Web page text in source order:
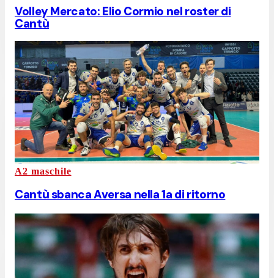
Volley Mercato: Elio Cormio nel roster di
Cantù
A2 maschile
Cantù sbanca Aversa nella 1a di ritorno